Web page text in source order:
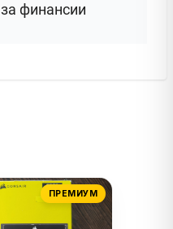
за финансии
ПРЕМИУМ